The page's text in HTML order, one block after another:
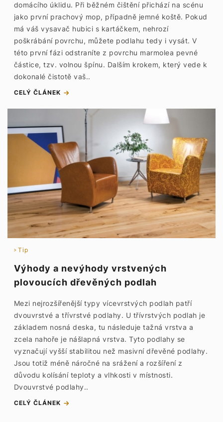
domácího úklidu. Při běžném čištění přichází na scénu
jako první prachový mop, případně jemné koště. Pokud
má váš vysavač hubici s kartáčkem, nehrozí
poškrábání povrchu, můžete podlahu tedy i vysát. V
této první fázi odstraníte z povrchu marmolea pevné
částice, tzv. volnou špínu. Dalším krokem, který vede k
dokonalé čistotě vaš..
CELÝ ČLÁNEK
Tip
Výhody a nevýhody vrstvených
plovoucích dřevěných podlah
Mezi nejrozšířenější typy vícevrstvých podlah patří
dvouvrstvé a třívrstvé podlahy. U třívrstvých podlah je
základem nosná deska, tu následuje tažná vrstva a
zcela nahoře je nášlapná vrstva. Tyto podlahy se
vyznačují vyšší stabilitou než masivní dřevěné podlahy.
Jsou totiž méně náročné na srážení a rozšíření z
důvodu kolísání teploty a vlhkosti v místnosti.
Dvouvrstvé podlahy..
CELÝ ČLÁNEK